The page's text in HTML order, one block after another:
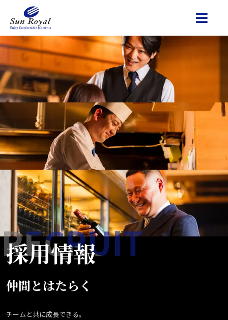
RECRUIT
採用情報
仲間とはたらく
チームと共に成長できる。